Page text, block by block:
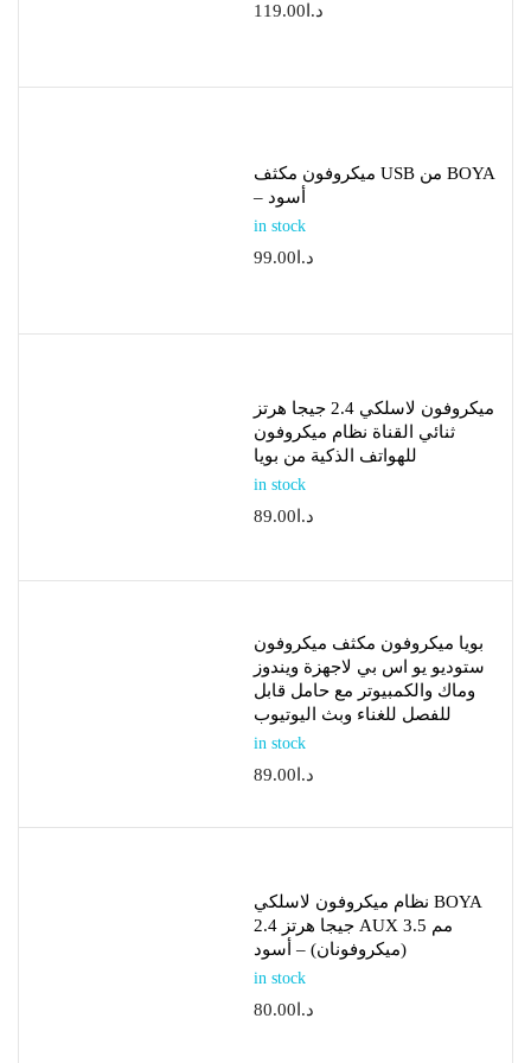
د.ا 119.00
ميكروفون مكثف USB من BOYA
– أسود
in stock
د.ا 99.00
ميكروفون لاسلكي 2.4 جيجا هرتز
ثنائي القناة نظام ميكروفون
للهواتف الذكية من بويا
in stock
د.ا 89.00
بويا ميكروفون مكثف ميكروفون
ستوديو يو اس بي لاجهزة ويندوز
وماك والكمبيوتر مع حامل قابل
للفصل للغناء وبث اليوتيوب
in stock
د.ا 89.00
نظام ميكروفون لاسلكي BOYA
2.4 جيجا هرتز AUX 3.5 مم
(ميكروفونان) – أسود
in stock
د.ا 80.00